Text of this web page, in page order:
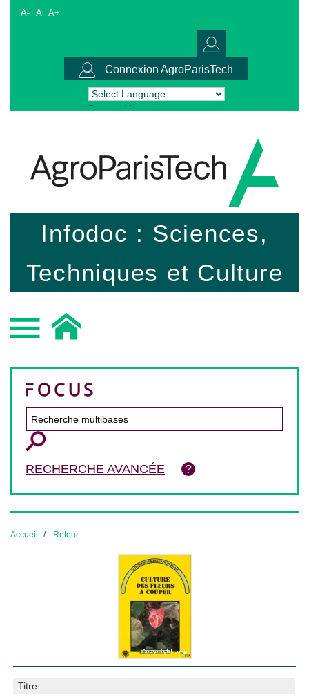
A- A A+
Connexion AgroParisTech
Powered by Translate
Infodoc : Sciences,
Techniques et Culture
RECHERCHE AVANCÉE
Accueil Retour
Titre :